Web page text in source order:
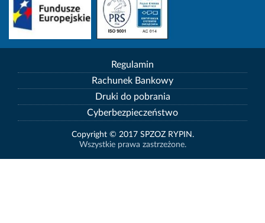
Regulamin
Rachunek Bankowy
Druki do pobrania
Cyberbezpieczeństwo
Copyright © 2017 SPZOZ RYPIN.
Wszystkie prawa zastrzeżone.